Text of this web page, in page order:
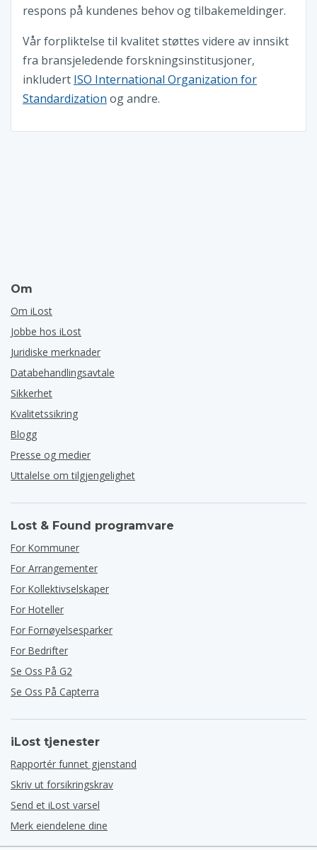
respons på kundenes behov og tilbakemeldinger.
Vår forpliktelse til kvalitet støttes videre av innsikt
fra bransjeledende forskningsinstitusjoner,
inkludert ISO International Organization for
Standardization og andre.
Om
Om iLost
Jobbe hos iLost
Juridiske merknader
Databehandlingsavtale
Sikkerhet
Kvalitetssikring
Blogg
Presse og medier
Uttalelse om tilgjengelighet
Lost & Found programvare
For Kommuner
For Arrangementer
For Kollektivselskaper
For Hoteller
For Fornøyelsesparker
For Bedrifter
Se Oss På G2
Se Oss På Capterra
iLost tjenester
Rapportér funnet gjenstand
Skriv ut forsikringskrav
Send et iLost varsel
Merk eiendelene dine